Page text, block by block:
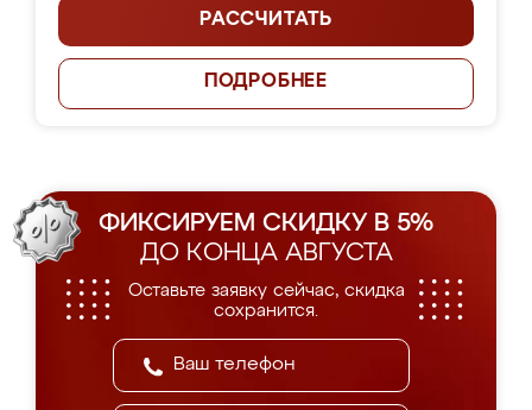
РАССЧИТАТЬ
ПОДРОБНЕЕ
ФИКСИРУЕМ СКИДКУ В 5%
ДО КОНЦА АВГУСТА
Оставьте заявку сейчас, скидка
сохранится.